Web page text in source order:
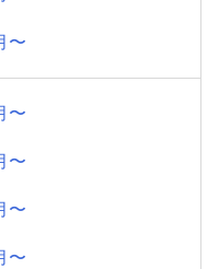
〜
〜
〜
〜
〜